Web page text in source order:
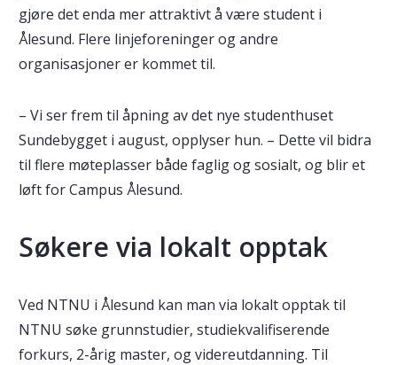
gjøre det enda mer attraktivt å være student i
Ålesund. Flere linjeforeninger og andre
organisasjoner er kommet til.
– Vi ser frem til åpning av det nye studenthuset
Sundebygget i august, opplyser hun. – Dette vil bidra
til flere møteplasser både faglig og sosialt, og blir et
løft for Campus Ålesund.
Søkere via lokalt opptak
Ved NTNU i Ålesund kan man via lokalt opptak til
NTNU søke grunnstudier, studiekvalifiserende
forkurs, 2-årig master, og videreutdanning. Til